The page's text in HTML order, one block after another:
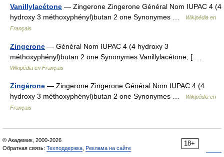
Vanillylacétone — Zingerone Zingerone Général Nom IUPAC 4 (4
hydroxy 3 méthoxyphényl)butan 2 one Synonymes …
Wikipédia en
Français
Zingerone — Général Nom IUPAC 4 (4 hydroxy 3
méthoxyphényl)butan 2 one Synonymes Vanillylacétone; [ …
Wikipédia en Français
Zingérone — Zingerone Zingerone Général Nom IUPAC 4 (4
hydroxy 3 méthoxyphényl)butan 2 one Synonymes …
Wikipédia en
Français
18+
© Академик, 2000-2026
Обратная связь: Техподдержка Реклама на сайте